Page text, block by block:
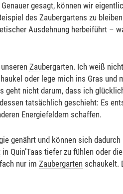
gesagt, können wir
des Zaubergartens zu
Ausdehnung herbeiführt –
Zaubergarten. Ich weiß
oder lege mich ins Gras und
geht nicht darum, dass ich
tatsächlich geschieht: Es
Energiefeldern schaffen.
genährt und können sich dadurch
in Quin’Taas tiefer zu fühlen oder
nur im Zaubergartenschaukelt.